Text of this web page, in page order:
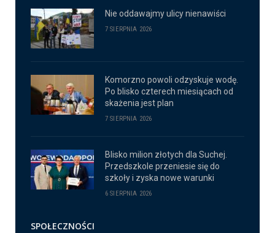
Nie oddawajmy ulicy nienawiści
7 SIERPNIA 2026
Komorzno powoli odzyskuje wodę.
Po blisko czterech miesiącach od
skażenia jest plan
7 SIERPNIA 2026
Blisko milion złotych dla Suchej.
Przedszkole przeniesie się do
szkoły i zyska nowe warunki
6 SIERPNIA 2026
SPOŁECZNOŚCI